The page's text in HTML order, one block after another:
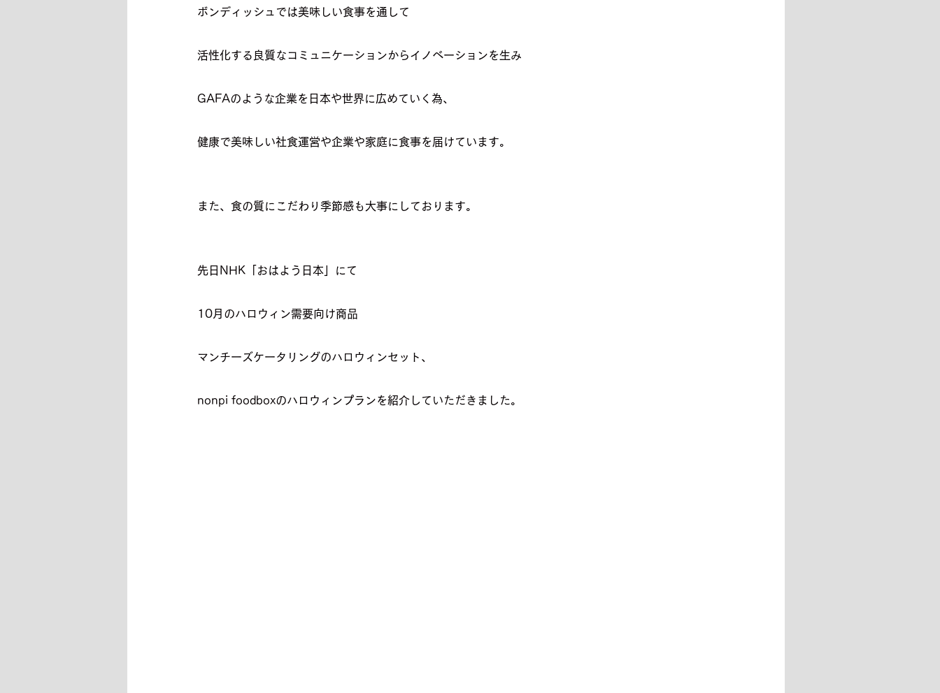
ボンディッシュでは美味しい食事を通して
活性化する良質なコミュニケーションからイノベーションを生み
GAFAのような企業を日本や世界に広めていく為、
健康で美味しい社食運営や企業や家庭に食事を届けています。
また、食の質にこだわり季節感も大事にしております。
先日NHK「おはよう日本」にて
10月のハロウィン需要向け商品
マンチーズケータリングのハロウィンセット、
nonpi foodboxのハロウィンプランを紹介していただきました。